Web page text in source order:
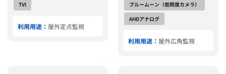
TVI
利用用途： 屋外定点監視
ブルームーン（低照度カメラ）
AHDアナログ
利用用途： 屋外広角監視